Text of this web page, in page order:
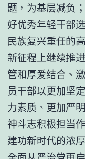
题，为基层减负
好优秀年轻干部
民族复兴重任的
新征程上继续推
管和厚爱结合、
员干部以更加坚
力素质、更加严
神斗志积极担当
建功新时代的浓